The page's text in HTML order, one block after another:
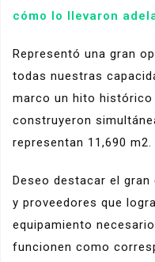
cómo lo llevaron
Representó una gran
todas nuestras
marco un hito
construyeron
representan 11,690 m2.
Deseo destacar el
y proveedores que
equipamiento
funcionen como